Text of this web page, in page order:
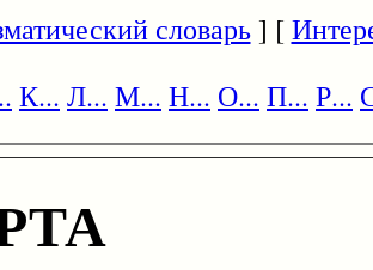
словарь] [
К... Л... М... Н... О... П... Р...